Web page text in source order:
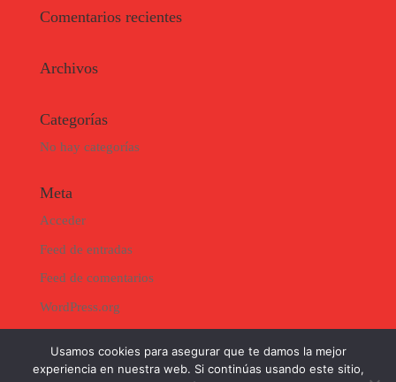
Comentarios recientes
Archivos
Categorías
No hay categorías
Meta
Acceder
Feed de entradas
Feed de comentarios
WordPress.org
Usamos cookies para asegurar que te damos la mejor
experiencia en nuestra web. Si continúas usando este sitio,